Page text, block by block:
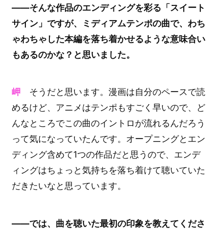
――そんな作品のエンディングを彩る「スイート
サイン」ですが、ミディアムテンポの曲で、わち
ゃわちゃした本編を落ち着かせるような意味合い
もあるのかな？と思いました。
岬そうだと思います。漫画は自分のペースで読
めるけど、アニメはテンポもすごく早いので、ど
んなところでこの曲のイントロが流れるんだろう
って気になっていたんです。オープニングとエン
ディング含めて1つの作品だと思うので、エンデ
ィングはちょっと気持ちを落ち着けて聴いていた
だきたいなと思っています。
――では、曲を聴いた最初の印象を教えてくださ